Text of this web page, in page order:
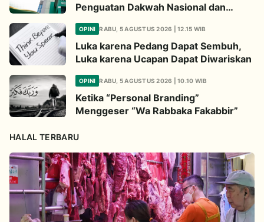
Penguatan Dakwah Nasional dan
OPINI RABU, 5 AGUSTUS 2026 | 12.15 WIB
Luka karena Pedang Dapat Sembuh,
Luka karena Ucapan Dapat Diwariskan
OPINI RABU, 5 AGUSTUS 2026 | 10.10 WIB
Ketika “Personal Branding”
Menggeser “Wa Rabbaka Fakabbir”
HALAL TERBARU